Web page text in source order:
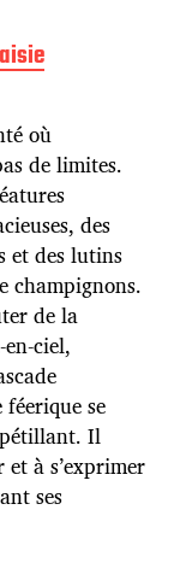
où
de limites.
des
et des lutins
champignons.
de la
ciel,
se
Il
à s’exprimer
ses